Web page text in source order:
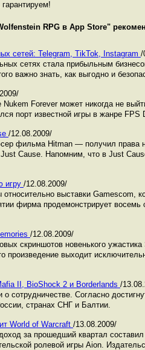
RPG в App Store"
сетей: Telegram, TikTok, Instagram /
сетях стала прибыльным
важно знать, как выгодно и
Forever может никогда не
порт известной игры в жанре
/12.08.2009/
фильма Hitman — получил права
Cause. Напомним, что в Just
игру /12.08.2009/
выставки Gamescom,
фирма продемонстрирует восемь
/12.08.2009/
скриншотов новенького
произведение выходит
II, BioShock 2 и Borderlands /
сотрудничестве. Согласно
странах СНГ и Балтии.
World of Warcraft /13.08.2009/
за прошедший квартал
ролевой игры Aion.